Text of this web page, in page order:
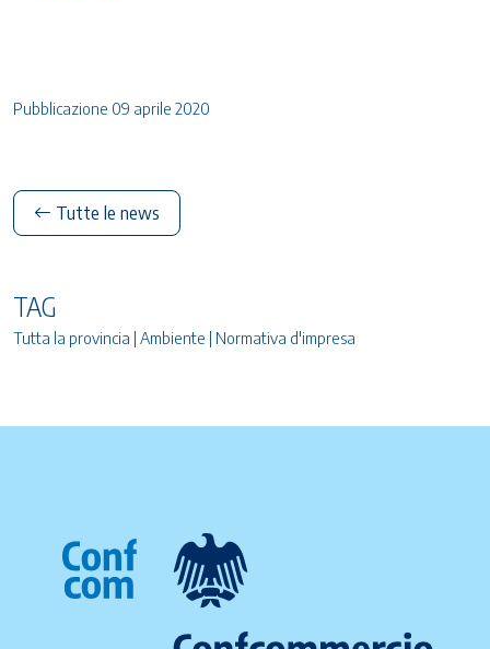
Pubblicazione 09 aprile 2020
Tutte le news
TAG
Tutta la provincia | Ambiente | Normativa d'impresa